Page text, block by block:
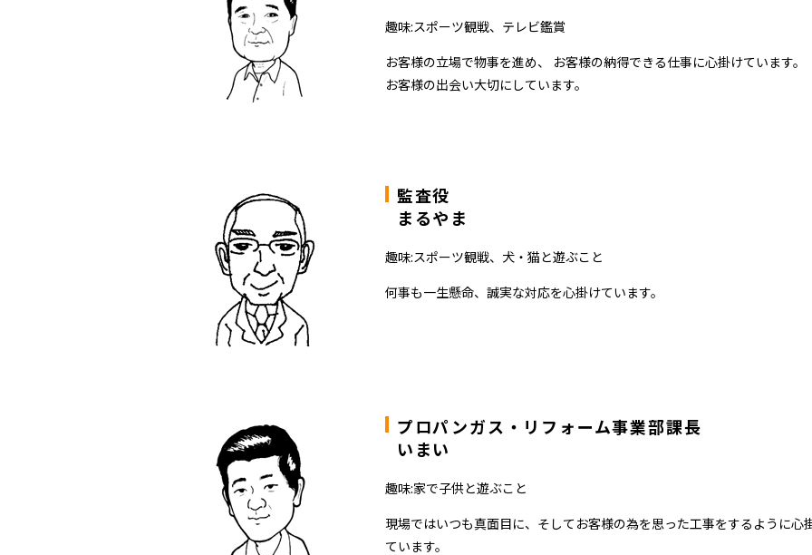
趣味:スポーツ観戦、テレビ鑑賞
お客様の立場で物事を進め、 お客様の納得できる仕事に心掛けています。
お客様の出会い大切にしています。
監査役
まるやま
趣味:スポーツ観戦、犬・猫と遊ぶこと
何事も一生懸命、誠実な対応を心掛けています。
プロパンガス・リフォーム事業部課長
いまい
趣味:家で子供と遊ぶこと
現場ではいつも真面目に、そしてお客様の為を思った工事をするように心
ています。